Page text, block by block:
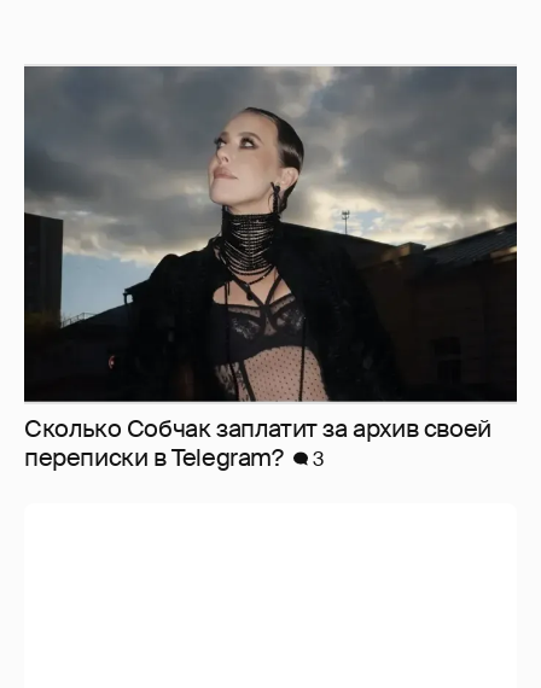
Сколько Собчак заплатит за архив своей
перeписки в Telegram?
3